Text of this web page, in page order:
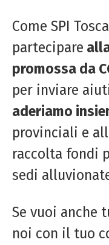
Come SPI
partecipare
promossa da
per inviare
aderiamo
provinciali e
raccolta fondi
sedi
Se vuoi anche
noi con il tuo